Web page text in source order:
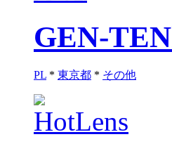
GEN-TEN
PL * 東京都 * その他